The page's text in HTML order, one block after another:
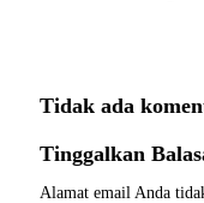
Tidak ada
Tinggalkan
Alamat email Anda